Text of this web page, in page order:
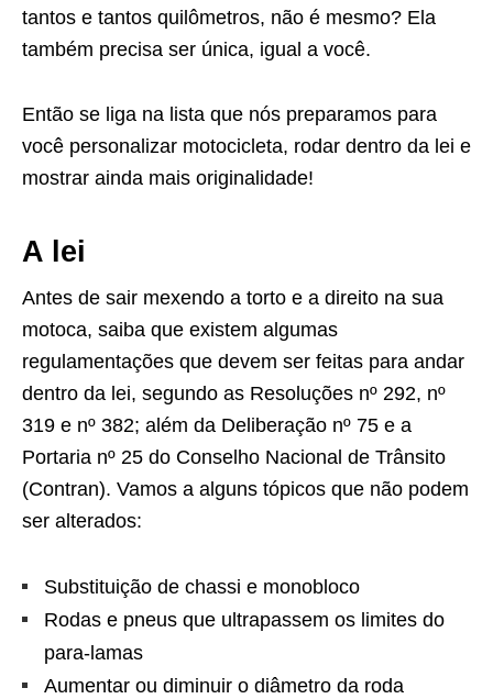
tantos e tantos quilômetros, não é mesmo? Ela
também precisa ser única, igual a você.
Então se liga na lista que nós preparamos para
você personalizar motocicleta, rodar dentro da lei e
mostrar ainda mais originalidade!
A lei
Antes de sair mexendo a torto e a direito na sua
motoca, saiba que existem algumas
regulamentações que devem ser feitas para andar
dentro da lei, segundo as Resoluções nº 292, nº
319 e nº 382; além da Deliberação nº 75 e a
Portaria nº 25 do Conselho Nacional de Trânsito
(Contran). Vamos a alguns tópicos que não podem
ser alterados:
Substituição de chassi e monobloco
Rodas e pneus que ultrapassem os limites do
para-lamas
Aumentar ou diminuir o diâmetro da roda